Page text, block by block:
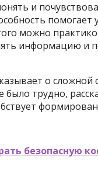
и
можно
информацию и
о
было трудно,
безопасную